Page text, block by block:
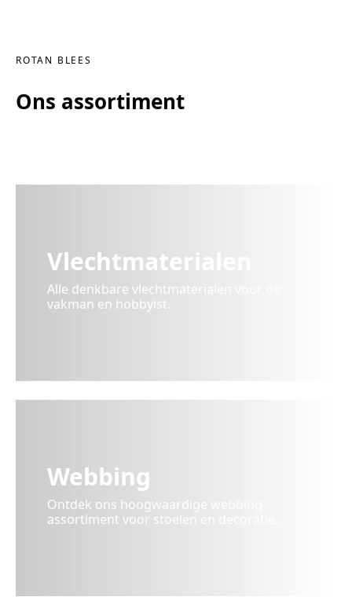
ROTAN BLEES
Ons assortiment
Vlechtmaterialen
Alle denkbare vlechtmaterialen voor de
vakman en hobbyist.
Webbing
Ontdek ons hoogwaardige webbing-
assortiment voor stoelen en decoratie.